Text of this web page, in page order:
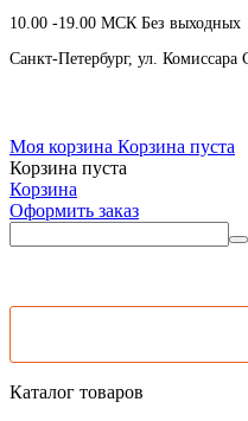
10.00 -19.00 МСК Без выходных
Санкт-Петербург, ул.
Моя корзина Корзина пуста
Корзина пуста
Корзина
Оформить заказ
Каталог товаров